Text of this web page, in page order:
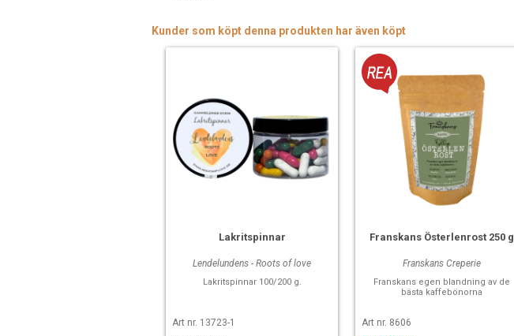
Kunder som köpt denna produkten har även köpt
Lakritspinnar
Lendelundens - Roots of love
Lakritspinnar 100/200 g.
Art nr. 13723-1
Franskans Österlenrost 250 g
Franskans Creperie
Franskans egen blandning av de
bästa kaffebönorna
Art nr. 8606